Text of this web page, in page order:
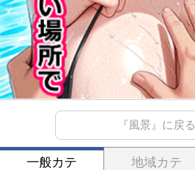
『風景』に戻る
一般カテ 地域カテ